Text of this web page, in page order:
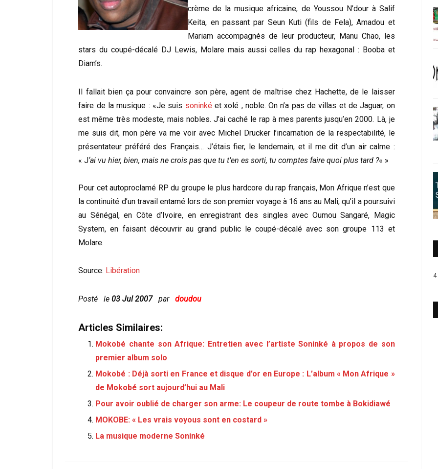
crème de la musique africaine, de Youssou N’dour à Salif
Keita, en passant par Seun Kuti (fils de Fela), Amadou et
Mariam accompagnés de leur producteur, Manu Chao, les
stars du coupé-décalé DJ Lewis, Molare mais aussi celles du rap hexagonal : Booba et
Diam’s.
Il fallait bien ça pour convaincre son père, agent de maîtrise chez Hachette, de le laisser
faire de la musique : «Je suis soninké et xolé , noble. On n’a pas de villas et de Jaguar, on
est même très modeste, mais nobles. J’ai caché le rap à mes parents jusqu’en 2000. Là, je
me suis dit, mon père va me voir avec Michel Drucker l’incarnation de la respectabilité, le
présentateur préféré des Français… J’étais fier, le lendemain, et il me dit d’un air calme :
« J‘ai vu hier, bien, mais ne crois pas que tu t’en es sorti, tu comptes faire quoi plus tard ?« »
Pour cet autoproclamé RP du groupe le plus hardcore du rap français, Mon Afrique n’est que
la continuité d’un travail entamé lors de son premier voyage à 16 ans au Mali, qu’il a poursuivi
au Sénégal, en Côte d’Ivoire, en enregistrant des singles avec Oumou Sangaré, Magic
System, en faisant découvrir au grand public le coupé-décalé avec son groupe 113 et
Molare.
Source: Libération
Posté le 03 Jul 2007pardoudou
Articles Similaires:
Mokobé chante son Afrique: Entretien avec l’artiste Soninké à propos de son
premier album solo
Mokobé : Déjà sorti en France et disque d’or en Europe : L’album « Mon Afrique »
de Mokobé sort aujourd’hui au Mali
Pour avoir oublié de charger son arme: Le coupeur de route tombe à Bokidiawé
MOKOBE: « Les vrais voyous sont en costard »
La musique moderne Soninké
4